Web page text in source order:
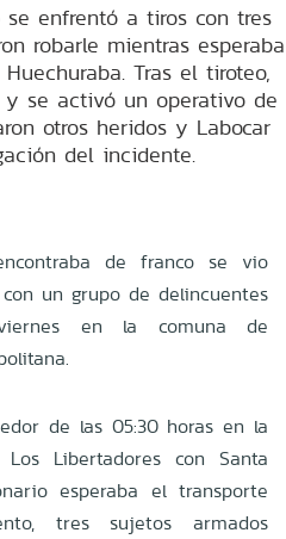
enfrentó a tiros con tres
robarle mientras esperaba
Tras el tiroteo,
y se activó un operativo de
otros heridos y Labocar
del incidente.
de franco se vio
un grupo de delincuentes
en la comuna de
de las 05:30 horas en la
Libertadores con Santa
esperaba el transporte
tres sujetos armados